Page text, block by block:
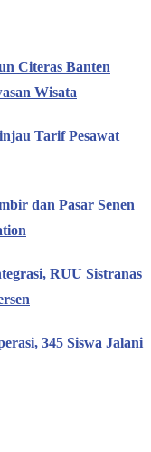
Citeras Banten
Wisata
Tarif Pesawat
dan Pasar Senen
RUU Sistranas
345 Siswa Jalani